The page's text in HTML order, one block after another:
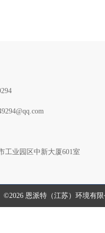
工业园区中新大厦601室
©2026 恩派特（江苏）环境有